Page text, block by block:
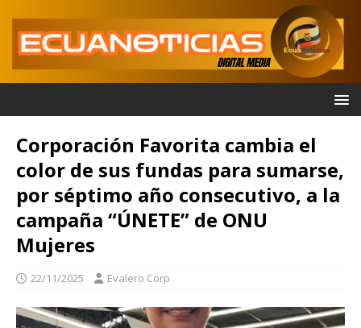
Corporación Favorita cambia el
color de sus fundas para sumarse,
por séptimo año consecutivo, a la
campaña “ÚNETE” de ONU
Mujeres
22/11/2025 Evalero Corp